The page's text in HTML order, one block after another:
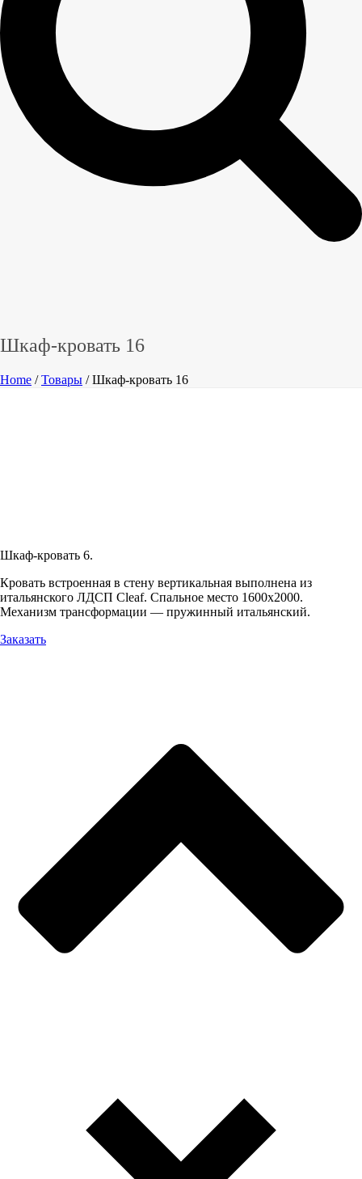
Шкаф-кровать 16
Home /Товары / Шкаф-кровать 16
Шкаф-кровать 6.
Кровать встроенная в стену вертикальная выполнена из
итальянского ЛДСП Cleaf. Спальное место 1600х2000.
Механизм трансформации — пружинный итальянский.
Заказать